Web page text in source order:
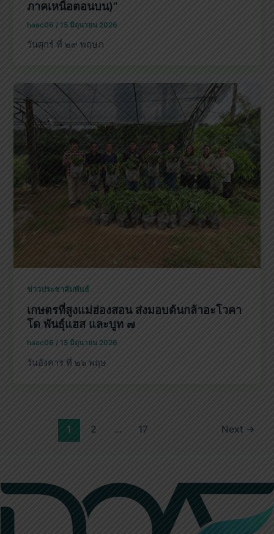
ภาคเหนือตอนบน)”
haec06 /15 มิถุนายน 2026
วันศุกร์ ที่ ๒๙ พฤษภ
ข่าวประชาสัมพันธ์
เกษตรที่สูงแม่ฮ่องสอน ส่งมอบต้นกล้าอะโวคา
โด พันธุ์แฮส และบูท ๗
haec06/15 มิถุนายน 2026
วันอังคาร ที่ ๒๖ พฤษ
1 2 … 17 Next →